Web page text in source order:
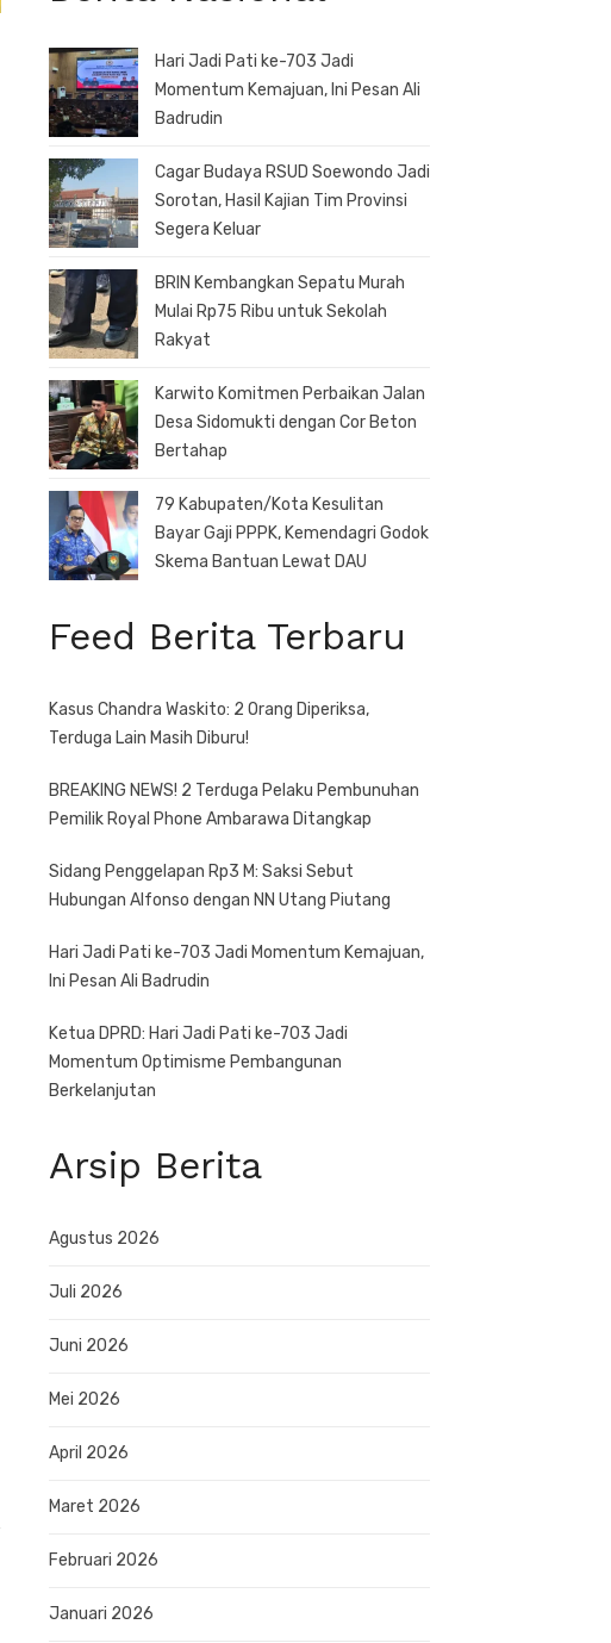
Hari Jadi Pati ke-703 Jadi
Momentum Kemajuan, Ini Pesan Ali
Badrudin
Cagar Budaya RSUD Soewondo Jadi
Sorotan, Hasil Kajian Tim Provinsi
Segera Keluar
BRIN Kembangkan Sepatu Murah
Mulai Rp75 Ribu untuk Sekolah
Rakyat
Karwito Komitmen Perbaikan Jalan
Desa Sidomukti dengan Cor Beton
Bertahap
79 Kabupaten/Kota Kesulitan
Bayar Gaji PPPK, Kemendagri Godok
Skema Bantuan Lewat DAU
Feed Berita Terbaru
Kasus Chandra Waskito: 2 Orang Diperiksa,
Terduga Lain Masih Diburu!
BREAKING NEWS! 2 Terduga Pelaku Pembunuhan
Pemilik Royal Phone Ambarawa Ditangkap
Sidang Penggelapan Rp3 M: Saksi Sebut
Hubungan Alfonso dengan NN Utang Piutang
Hari Jadi Pati ke-703 Jadi Momentum Kemajuan,
Ini Pesan Ali Badrudin
Ketua DPRD: Hari Jadi Pati ke-703 Jadi
Momentum Optimisme Pembangunan
Berkelanjutan
Arsip Berita
Agustus 2026
Juli 2026
Juni 2026
Mei 2026
April 2026
Maret 2026
Februari 2026
Januari 2026